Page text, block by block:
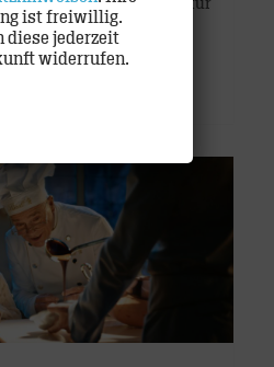
für
ist freiwillig.
diese jederzeit
widerrufen.